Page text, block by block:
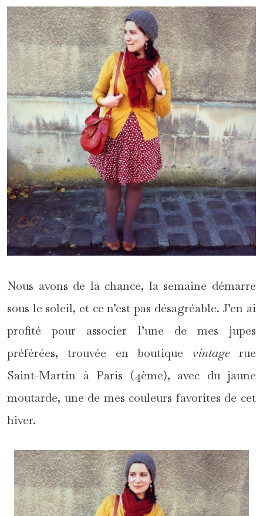
Nous avons de la chance, la semaine démarre
sous le soleil, et ce n’est pas désagréable. J’en ai
profité pour associer l’une de mes jupes
préférées, trouvée en boutique vintagerue
Saint-Martin à Paris (4ème), avec du jaune
moutarde, une de mes couleurs favorites de cet
hiver.